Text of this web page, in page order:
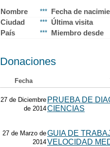
Nombre *** Fecha de
Ciudad *** Última visita
País *** Miembro desde
Donaciones
Fecha
27 de Diciembre
de 2014
PRUEBA DE
CIENCIAS
27 de Marzo de
2014
GUIA DE
VELOCIDAD